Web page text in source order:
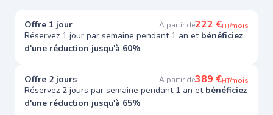
Offre 1 jour À partir de222 €HT/mois
Réservez 1 jour par semaine pendant 1 an et bénéficiez
d'une réduction jusqu'à 60%
Offre 2 jours À partir de389 €HT/mois
Réservez 2 jours par semaine pendant 1 an et bénéficiez
d'une réduction jusqu'à 65%